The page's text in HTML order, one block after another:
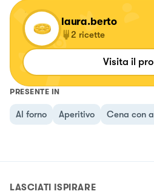
laura.berto
2 ricette
Visita il
PRESENTE IN
Al forno Aperitivo Cena con
LASCIATI ISPIRARE